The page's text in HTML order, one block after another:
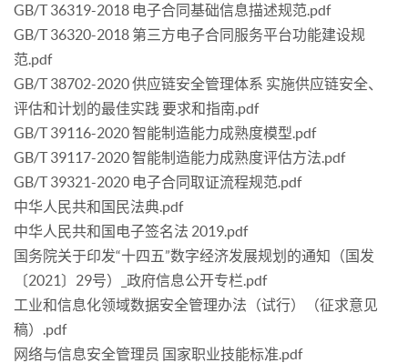
GB/T 36319-2018 电子合同基础信息描述规范.pdf
GB/T 36320-2018 第三方电子合同服务平台功能建设规
范.pdf
GB/T 38702-2020 供应链安全管理体系 实施供应链安全、
评估和计划的最佳实践 要求和指南.pdf
GB/T 39116-2020 智能制造能力成熟度模型.pdf
GB/T 39117-2020 智能制造能力成熟度评估方法.pdf
GB/T 39321-2020 电子合同取证流程规范.pdf
中华人民共和国民法典.pdf
中华人民共和国电子签名法 2019.pdf
国务院关于印发“十四五”数字经济发展规划的通知（国发
〔2021〕29号）_政府信息公开专栏.pdf
工业和信息化领域数据安全管理办法（试行）（征求意见
稿）.pdf
网络与信息安全管理员 国家职业技能标准.pdf